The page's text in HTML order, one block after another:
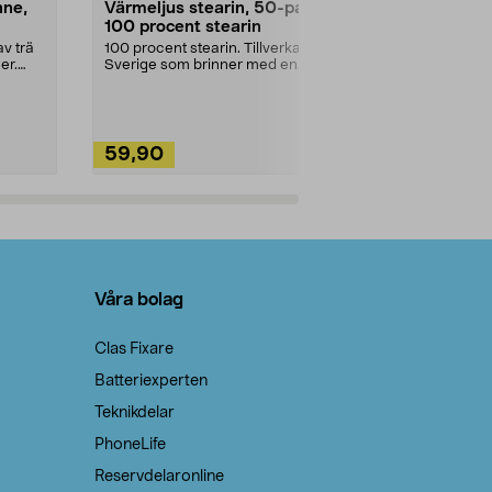
trä
Värmeljus stearin, 50-pack,
100 procent stearin
100 procent stearin. Tillverkade i
Sverige som brinner med en
59,90
Våra bolag
Clas Fixare
Batteriexperten
Teknikdelar
PhoneLife
Reservdelaronline